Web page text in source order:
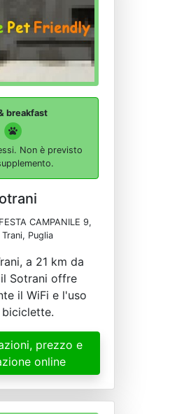
breakfast
Non è previsto
CAMPANILE 9,
Puglia
a 21 km da
Sotrani offre
il WiFi e l'uso
prezzo e
online